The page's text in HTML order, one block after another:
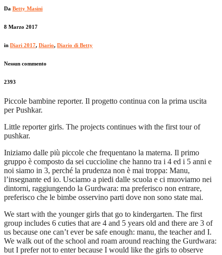
Da Betty Masini
8 Marzo 2017
in Diari 2017, Diario, Diario di Betty
Nessun commento
2393
Piccole bambine reporter. Il progetto continua con la prima uscita
per Pushkar.
Little reporter girls. The projects continues with the first tour of
pushkar.
Iniziamo dalle più piccole che frequentano la materna. Il primo
gruppo è composto da sei cuccioline che hanno tra i 4 ed i 5 anni e
noi siamo in 3, perché la prudenza non è mai troppa: Manu,
l’insegnante ed io. Usciamo a piedi dalle scuola e ci muoviamo nei
dintorni, raggiungendo la Gurdwara: ma preferisco non entrare,
preferisco che le bimbe osservino parti dove non sono state mai.
We start with the younger girls that go to kindergarten. The first
group includes 6 cuties that are 4 and 5 years old and there are 3 of
us because one can’t ever be safe enough: manu, the teacher and I.
We walk out of the school and roam around reaching the Gurdwara:
but I prefer not to enter because I would like the girls to observe